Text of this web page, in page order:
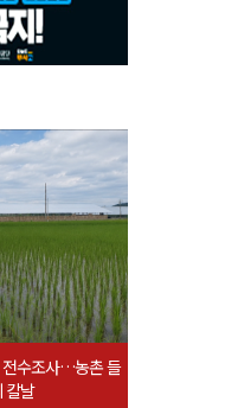
전수조사…농촌 들
칼날